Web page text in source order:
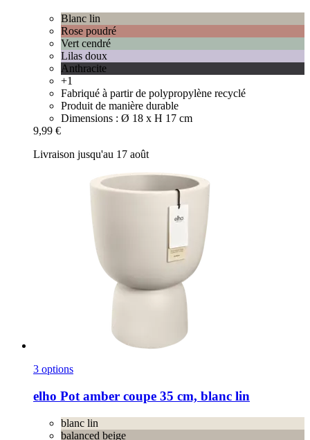
Blanc lin
Rose poudré
Vert cendré
Lilas doux
Anthracite
+1
Fabriqué à partir de polypropylène recyclé
Produit de manière durable
Dimensions : Ø 18 x H 17 cm
9,99 €
Livraison jusqu'au 17 août
3 options
elho Pot amber coupe 35 cm, blanc lin
blanc lin
balanced beige